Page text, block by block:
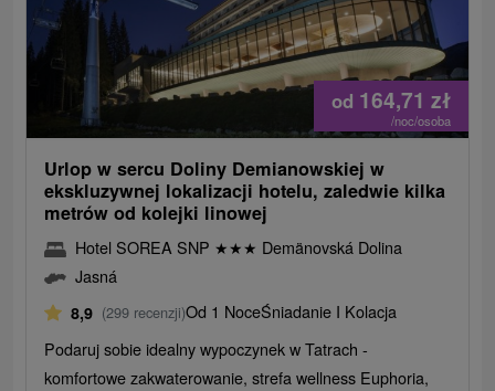
od 164,71 zł
/noc/osoba
Urlop w sercu Doliny Demianowskiej w
ekskluzywnej lokalizacji hotelu, zaledwie kilka
metrów od kolejki linowej
Hotel SOREA SNP ★★★ Demänovská Dolina
Jasná
8,9 (299 recenzji)Od 1 NoceŚniadanie I Kolacja
Podaruj sobie idealny wypoczynek w Tatrach -
komfortowe zakwaterowanie, strefa wellness Euphoria,